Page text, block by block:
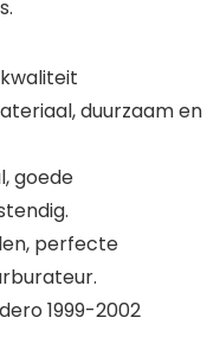
duurzaam en
goede
perfecte
1999-2002